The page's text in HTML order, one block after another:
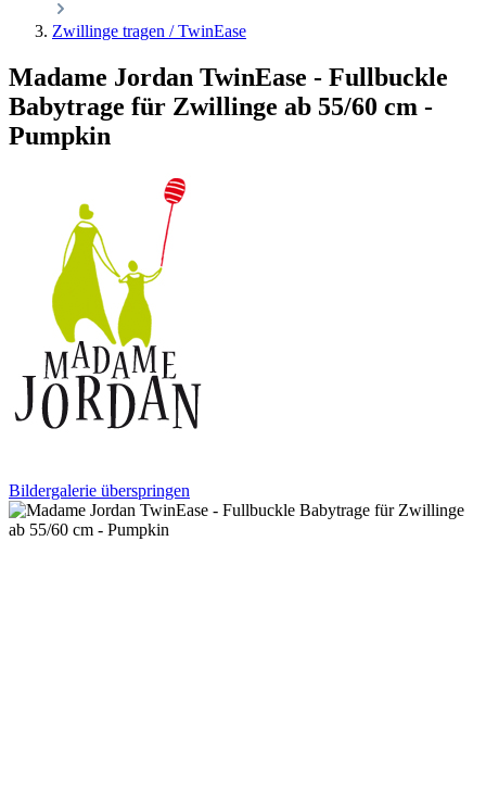
Zwillinge tragen / TwinEase
Madame Jordan TwinEase - Fullbuckle
Babytrage für Zwillinge ab 55/60 cm -
Pumpkin
Bildergalerie überspringen